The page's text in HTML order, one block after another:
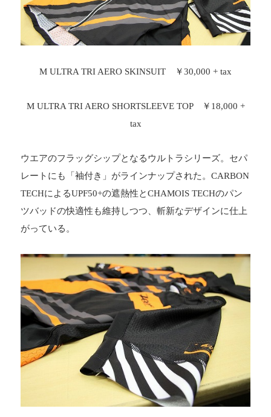
M ULTRA TRI AERO SKINSUIT ￥30,000 + tax
M ULTRA TRI AERO SHORTSLEEVE TOP ￥18,000 +
tax
ウエアのフラッグシップとなるウルトラシリーズ。セパ
レートにも「袖付き」がラインナップされた。CARBON
TECHによるUPF50+の遮熱性とCHAMOIS TECHのパン
ツバッドの快適性も維持しつつ、斬新なデザインに仕上
がっている。